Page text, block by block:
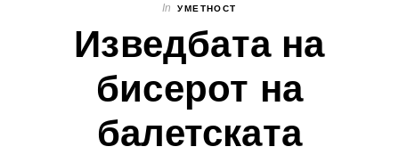
In УМЕТНОСТ
Изведбата на
бисерот на
балетската